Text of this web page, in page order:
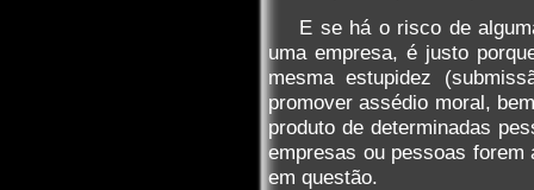
E se há o risco de
uma empresa, é justo
mesma estupidez
promover assédio moral,
produto de determinadas
empresas ou pessoas
em questão.